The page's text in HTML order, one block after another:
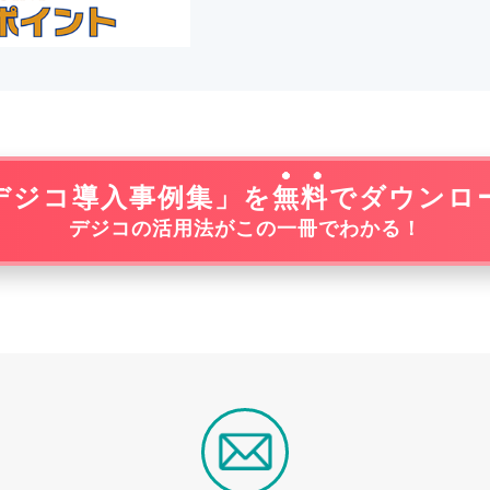
ジコ導入事例集」を無料でダウンロ
デジコの活用法がこの一冊でわかる！